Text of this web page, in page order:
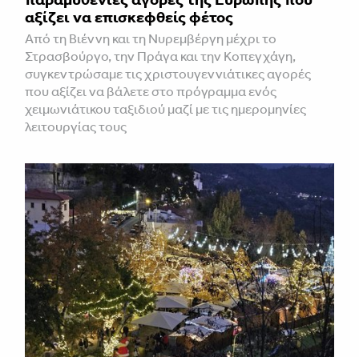
αξίζει να επισκεφθείς φέτος
Από τη Βιέννη και τη Νυρεμβέργη μέχρι το
Στρασβούργο, την Πράγα και την Κοπεγχάγη,
συγκεντρώσαμε τις χριστουγεννιάτικες αγορές
που αξίζει να βάλετε στο πρόγραμμα ενός
χειμωνιάτικου ταξιδιού μαζί με τις ημερομηνίες
λειτουργίας τους